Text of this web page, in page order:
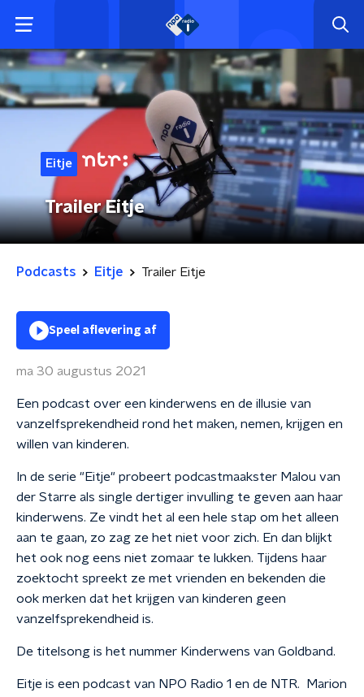
Eitje
Trailer Eitje
Podcasts Eitje Trailer Eitje
Speel aflevering af
ma 30 augustus 2021
Een podcast over een kinderwens en de illusie van
vanzelfsprekendheid rond het maken, nemen, krijgen en
willen van kinderen.
In de serie "Eitje" probeert podcastmaakster Malou van
der Starre als single dertiger invulling te geven aan haar
kinderwens. Ze vindt het al een hele stap om het alleen
aan te gaan, zo zag ze het niet voor zich. En dan blijkt
het ook nog eens niet zomaar te lukken. Tijdens haar
zoektocht spreekt ze met vrienden en bekenden die
ook merken dat het krijgen van kinderen geen
vanzelfsprekendheid is.
De titelsong is het nummer Kinderwens van Goldband.
Eitje is een podcast van NPO Radio 1 en de NTR. Marion